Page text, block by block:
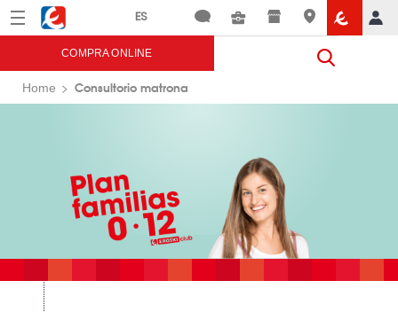
Menú Eroski
COMPRA ONLINE
Home Consultorio matrona